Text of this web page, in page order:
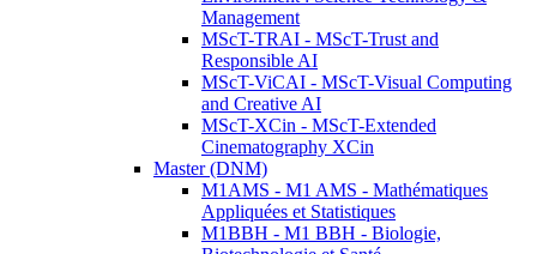
Management
MScT-TRAI - MScT-Trust and
Responsible AI
MScT-ViCAI - MScT-Visual Computing
and Creative AI
MScT-XCin - MScT-Extended
Cinematography XCin
Master (DNM)
M1AMS - M1 AMS - Mathématiques
Appliquées et Statistiques
M1BBH - M1 BBH - Biologie,